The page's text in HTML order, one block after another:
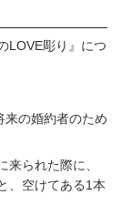
LOVE彫り』につ
来の婚約者のため
来られた際に、
、空けてある1本